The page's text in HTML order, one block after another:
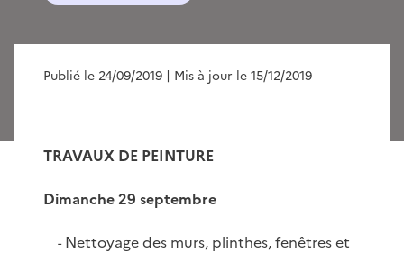
Publié le 24/09/2019 | Mis à jour le 15/12/2019
TRAVAUX DE PEINTURE
Dimanche 29 septembre
-Nettoyage des murs, plinthes, fenêtres et